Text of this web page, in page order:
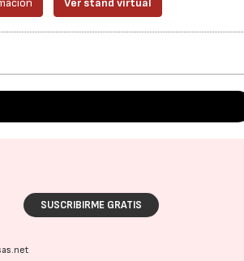
Ver stand virtual
SUSCRIBIRME GRATIS